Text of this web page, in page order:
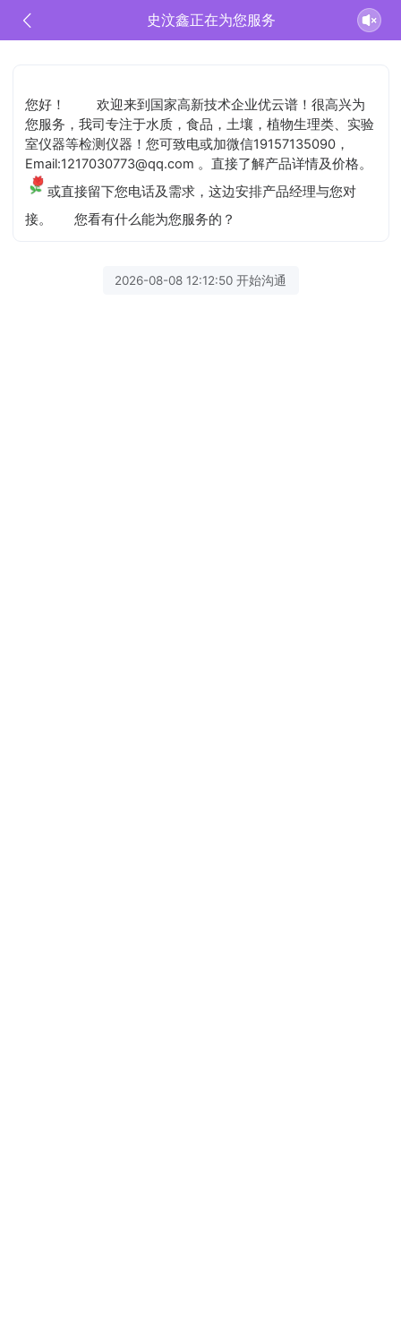
史汶鑫正在为您服务
您好！
欢迎来到国家高新技术企业优云谱！很高兴为
您服务，我司专注于水质，食品，土壤，植物生理类、实验
室仪器等检测仪器！您可致电或加微信19157135090，
Email:1217030773@qq.com 。直接了解产品详情及价格。
或直接留下您电话及需求，这边安排产品经理与您对
接。
您看有什么能为您服务的？
2026-08-08 12:12:50 开始沟通